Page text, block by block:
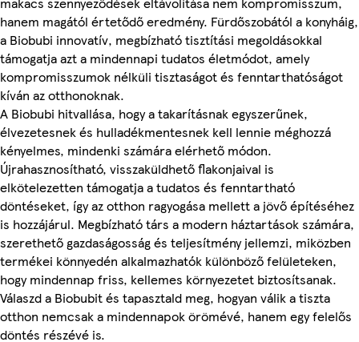
hanem magától értetődő eredmény. Fürdőszobától a konyháig,
a Biobubi innovatív, megbízható tisztítási megoldásokkal
támogatja azt a mindennapi tudatos életmódot, amely
kompromisszumok nélküli tisztaságot és fenntarthatóságot
kíván az otthonoknak.
A Biobubi hitvallása, hogy a takarításnak egyszerűnek,
élvezetesnek és hulladékmentesnek kell lennie méghozzá
kényelmes, mindenki számára elérhető módon.
Újrahasznosítható, visszaküldhető flakonjaival is
elkötelezetten támogatja a tudatos és fenntartható
döntéseket, így az otthon ragyogása mellett a jövő építéséhez
is hozzájárul. Megbízható társ a modern háztartások számára,
szerethető gazdaságosság és teljesítmény jellemzi, miközben
termékei könnyedén alkalmazhatók különböző felületeken,
hogy mindennap friss, kellemes környezetet biztosítsanak.
Válaszd a Biobubit és tapasztald meg, hogyan válik a tiszta
otthon nemcsak a mindennapok örömévé, hanem egy felelős
döntés részévé is.